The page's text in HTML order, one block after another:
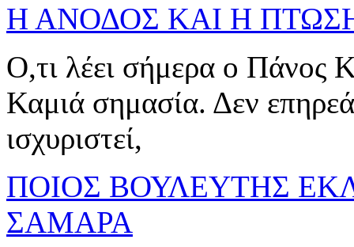
Η ΑΝΟΔΟΣ ΚΑΙ Η
Ο,τι λέει σήμερα ο Πάνος
Καμιά σημασία. Δεν
ισχυριστεί,
ΠΟΙΟΣ ΒΟΥΛΕΥΤΗΣ
ΣΑΜΑΡΑ